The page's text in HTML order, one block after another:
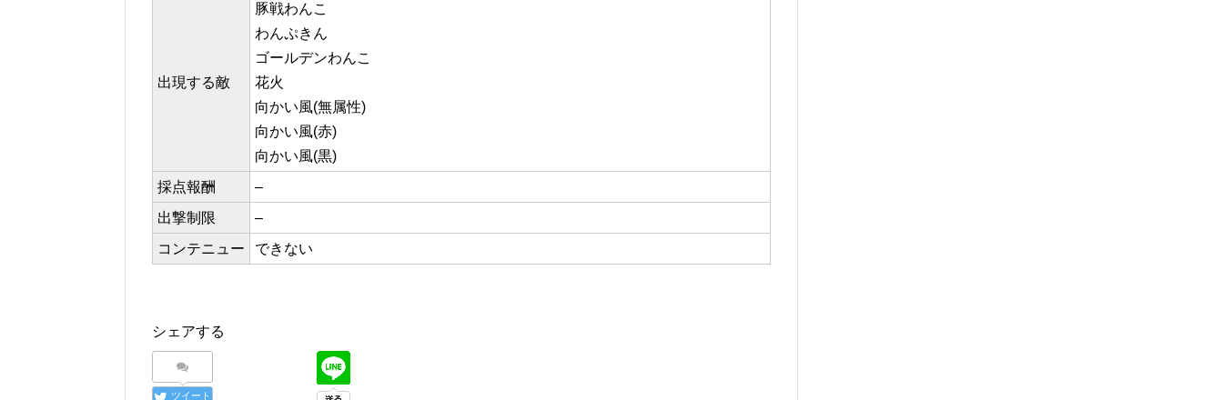
出現する敵
豚戦わんこ
わんぷきん
ゴールデンわんこ
花火
向かい風(無属性)
向かい風(赤)
向かい風(黒)
採点報酬
–
出撃制限
–
コンテニュー
できない
シェアする
ツイート